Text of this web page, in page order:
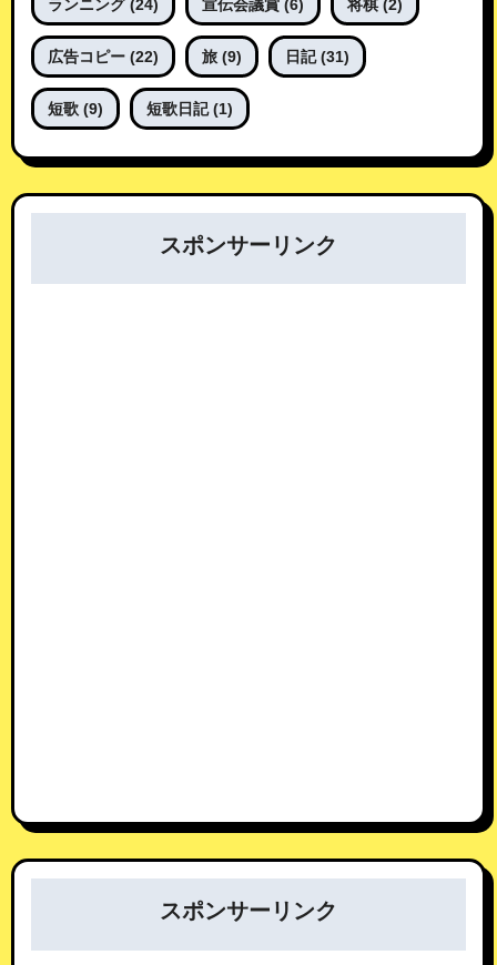
ランニング(24) 宣伝会議賞(6) 将棋(2)
広告コピー(22) 旅(9) 日記(31)
短歌(9) 短歌日記(1)
スポンサーリンク
スポンサーリンク